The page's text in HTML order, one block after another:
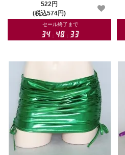
522円
(税込574円)